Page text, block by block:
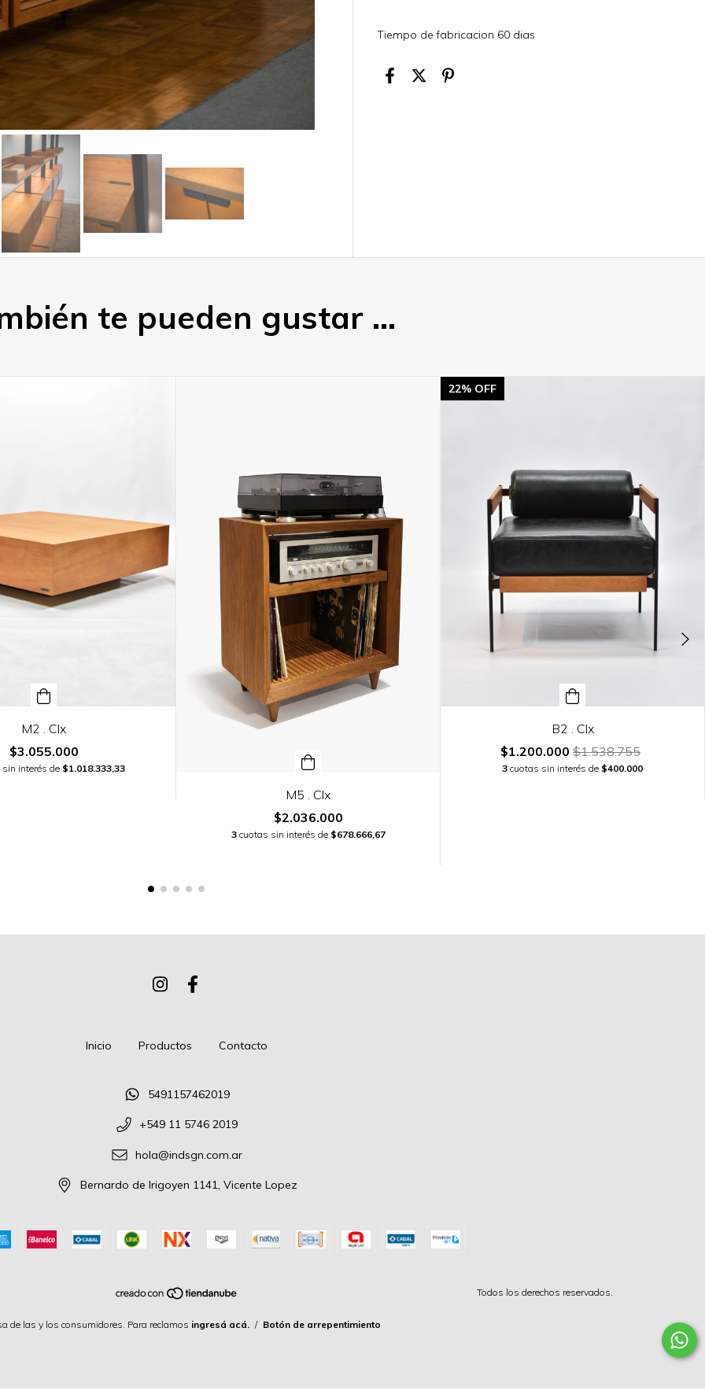
Tiempo de fabricacion 60 dias
te pueden gustar ...
M2 . Clx
$3.055.000
interés de $1.018.333,33
M5 . Clx
$2.036.000
3 cuotas sin interés de $678.666,67
22% OFF
B2 . Clx
$1.200.000 $1.538.755
3 cuotas sin interés de $400.000
Inicio Productos Contacto
5491157462019
+549 11 5746 2019
hola@indsgn.com.ar
Bernardo de Irigoyen 1141, Vicente Lopez
Todos los derechos reservados.
de las y los consumidores. Para reclamos ingresá acá. / Botón de arrepentimiento